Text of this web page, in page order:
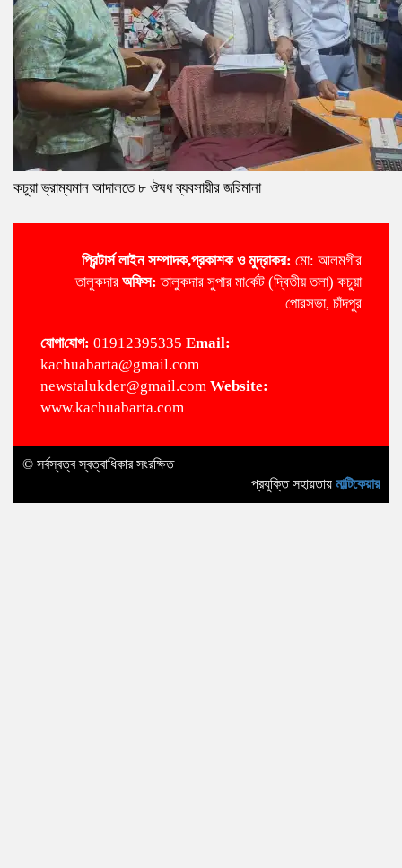
কচুয়া ভ্রাম্যমান আদালতে ৮ ঔষধ ব্যবসায়ীর জরিমানা
প্রিন্টার্স লাইন সম্পাদক,প্রকাশক ও মুদ্রাকর: মো: আলমগীর
তালুকদার অ‌ফিস:তালুকদার সুপার মা‌র্কেট (দ্বিতীয় তলা) কচুয়া
পোরসভা, চাঁদপুর
‌যোগা‌যোগ: 01912395335 Email:
kachuabarta@gmail.com
newstalukder@gmail.com Website:
www.kachuabarta.com
© সর্বস্বত্ব স্বত্বাধিকার সংরক্ষিত
প্রযুক্তি সহায়তায় মাল্টিকেয়ার